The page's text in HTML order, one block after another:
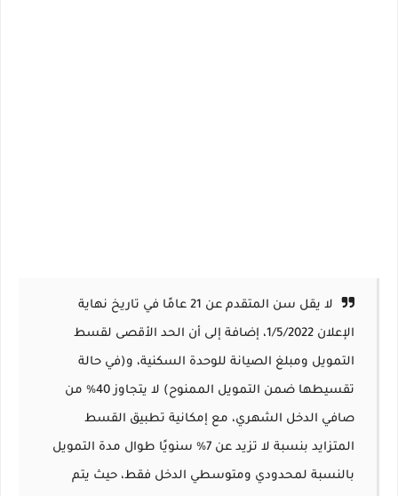
لا يقل سن المتقدم عن 21 عامًا في تاريخ نهاية
الإعلان 1/5/2022، إضافة إلى أن الحد الأقصى لقسط
التمويل ومبلغ الصيانة للوحدة السكنية، و(في حالة
تقسيطها ضمن التمويل الممنوح) لا يتجاوز 40% من
صافي الدخل الشهري، مع إمكانية تطبيق القسط
المتزايد بنسبة لا تزيد عن 7% سنويًا طوال مدة التمويل
بالنسبة لمحدودي ومتوسطي الدخل فقط، حيث يتم